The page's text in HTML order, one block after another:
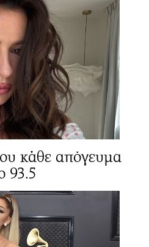
κάθε απόγευμα
93.5